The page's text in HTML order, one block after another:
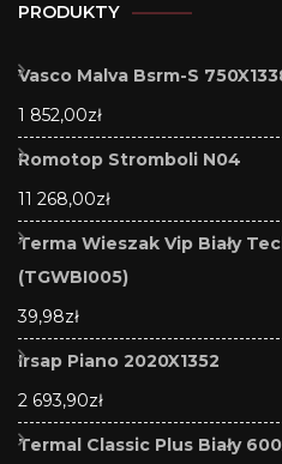
PRODUKTY
Vasco Malva Bsrm-S
1 852,00zł
Romotop Stromboli N04
11 268,00zł
Terma Wieszak Vip Biały
(TGWBI005)
39,98zł
Irsap Piano 2020X1352
2 693,90zł
Termal Classic Plus Biały